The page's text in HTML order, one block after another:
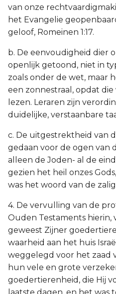
van onze
het Evangelie
geloof, Romeinen 1:17.
b. De eenvoudigheid dier
openlijk getoond, niet in
zoals onder de wet, maar
een zonnestraal, opdat
lezen. Leraren zijn
duidelijke, verstaanbare
c. De uitgestrektheid van
gedaan voor de ogen van
alleen de Joden- al de
gezien het heil onzes
was het woord van de
4. De vervulling van de
Ouden Testaments hierin,
geweest Zijner
waarheid aan het huis
weggelegd voor het zaad
hun vele en grote
goedertierenheid, die Hij